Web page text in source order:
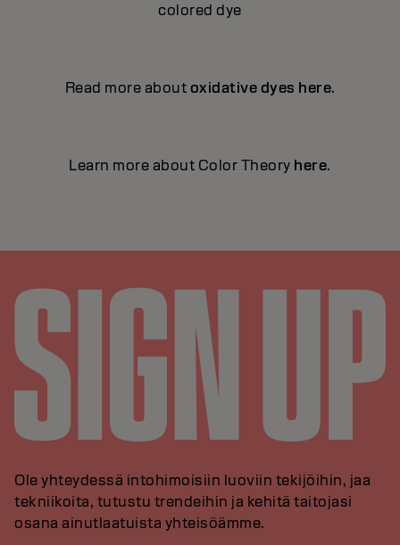
colored dye
Read more aboutoxidative dyes here.
Learn more about Color Theory here.
Ole yhteydessä intohimoisiin luoviin tekijöihin, jaa
tekniikoita, tutustu trendeihin ja kehitä taitojasi
osana ainutlaatuista yhteisöämme.